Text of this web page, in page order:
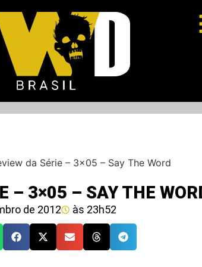
da Série – 3×05 – Say The Word
– 3×05 – SAY THE
de 2012 às 23h52